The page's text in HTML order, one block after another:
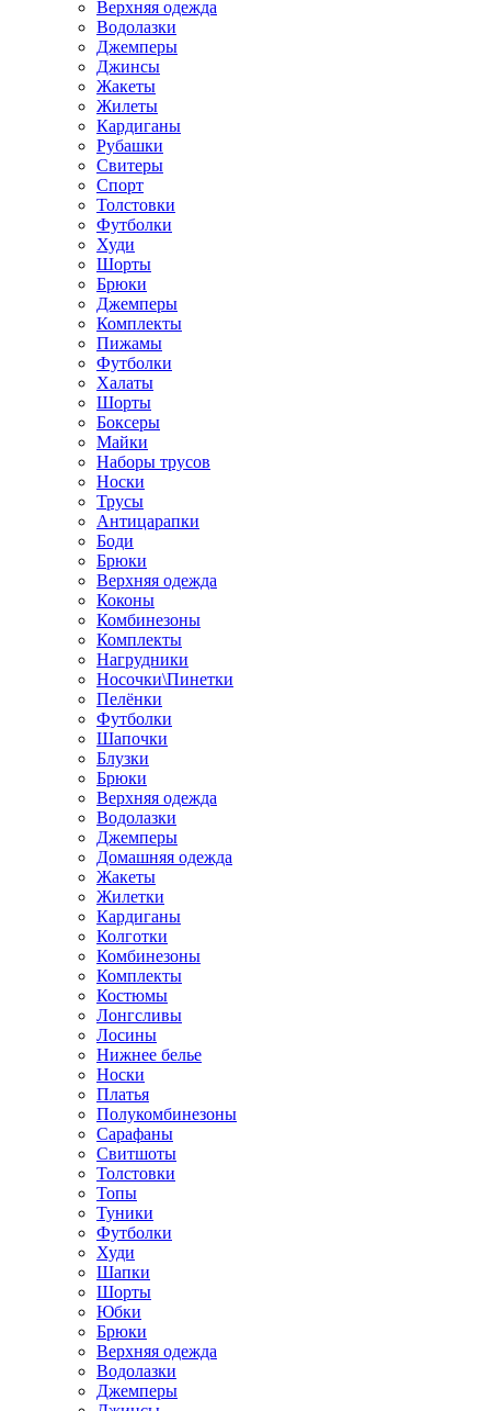
Верхняя одежда
Водолазки
Джемперы
Джинсы
Жакеты
Жилеты
Кардиганы
Рубашки
Свитеры
Спорт
Толстовки
Футболки
Худи
Шорты
Брюки
Джемперы
Комплекты
Пижамы
Футболки
Халаты
Шорты
Боксеры
Майки
Наборы трусов
Носки
Трусы
Антицарапки
Боди
Брюки
Верхняя одежда
Коконы
Комбинезоны
Комплекты
Нагрудники
Носочки\Пинетки
Пелёнки
Футболки
Шапочки
Блузки
Брюки
Верхняя одежда
Водолазки
Джемперы
Домашняя одежда
Жакеты
Жилетки
Кардиганы
Колготки
Комбинезоны
Комплекты
Костюмы
Лонгсливы
Лосины
Нижнее белье
Носки
Платья
Полукомбинезоны
Сарафаны
Свитшоты
Толстовки
Топы
Туники
Футболки
Худи
Шапки
Шорты
Юбки
Брюки
Верхняя одежда
Водолазки
Джемперы